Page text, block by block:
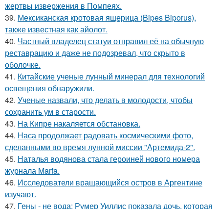
жертвы извержения в Помпеях.
39. Мексиканская кротовая ящерица (Bipes Biporus),
также известная как айолот.
40. Частный владелец статуи отправил её на обычную
реставрацию и даже не подозревал, что скрыто в
оболочке.
41. Китайские ученые лунный минерал для технологий
освещения обнаружили.
42. Ученые назвали, что делать в молодости, чтобы
сохранить ум в старости.
43. На Кипре накаляется обстановка.
44. Наса продолжает радовать космическими фото,
сделанными во время лунной миссии "Артемида-2".
45. Наталья водянова стала героиней нового номера
журнала Marfa.
46. Исследователи вращающийся остров в Аргентине
изучают.
47. Гены - не вода: Румер Уиллис показала дочь, которая